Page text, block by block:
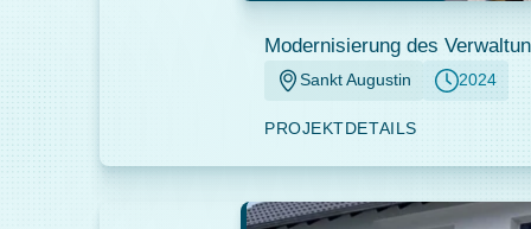
Modernisierung des
Sankt Augustin 2024
PROJEKTDETAILS